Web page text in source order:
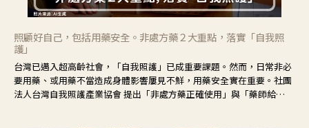
照顧好自己，包括用藥安全。非處方藥２大重點，落實「自我照
護」
台灣已邁入超高齡社會，「自我照護」已成重要課題。然而，日常非必
要用藥、或用藥不當造成身體影響屢見不鮮，用藥安全實在重要。社團
法人台灣自我照護產業協會 提出「非處方藥正確使用」與「藥師給